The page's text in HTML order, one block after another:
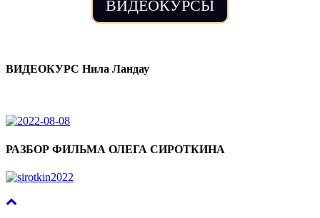
ВИДЕОКУРСЫ
ВИДЕОКУРС Нила Ландау
РАЗБОР ФИЛЬМА ОЛЕГА СИРОТКИНА